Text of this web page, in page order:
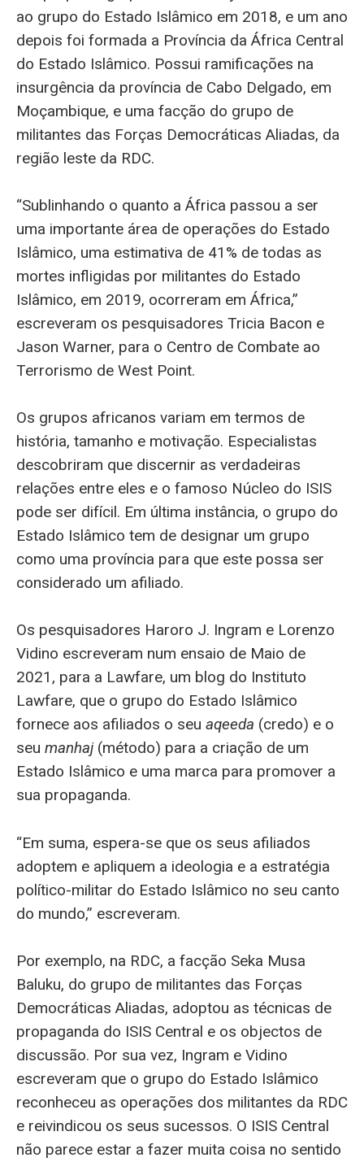
ao grupo do Estado Islâmico em 2018, e um ano
depois foi formada a Província da África Central
do Estado Islâmico. Possui ramificações na
insurgência da província de Cabo Delgado, em
Moçambique, e uma facção do grupo de
militantes das Forças Democráticas Aliadas, da
região leste da RDC.
“Sublinhando o quanto a África passou a ser
uma importante área de operações do Estado
Islâmico, uma estimativa de 41% de todas as
mortes infligidas por militantes do Estado
Islâmico, em 2019, ocorreram em África,”
escreveram os pesquisadores Tricia Bacon e
Jason Warner, para o Centro de Combate ao
Terrorismo de West Point.
Os grupos africanos variam em termos de
história, tamanho e motivação. Especialistas
descobriram que discernir as verdadeiras
relações entre eles e o famoso Núcleo do ISIS
pode ser difícil. Em última instância, o grupo do
Estado Islâmico tem de designar um grupo
como uma província para que este possa ser
considerado um afiliado.
Os pesquisadores Haroro J. Ingram e Lorenzo
Vidino escreveram num ensaio de Maio de
2021, para a Lawfare, um blog do Instituto
Lawfare, que o grupo do Estado Islâmico
fornece aos afiliados o seu aqeeda (credo) e o
seu manhaj(método) para a criação de um
Estado Islâmico e uma marca para promover a
sua propaganda.
“Em suma, espera-se que os seus afiliados
adoptem e apliquem a ideologia e a estratégia
político-militar do Estado Islâmico no seu canto
do mundo,” escreveram.
Por exemplo, na RDC, a facção Seka Musa
Baluku, do grupo de militantes das Forças
Democráticas Aliadas, adoptou as técnicas de
propaganda do ISIS Central e os objectos de
discussão. Por sua vez, Ingram e Vidino
escreveram que o grupo do Estado Islâmico
reconheceu as operações dos militantes da RDC
e reivindicou os seus sucessos. O ISIS Central
não parece estar a fazer muita coisa no sentido